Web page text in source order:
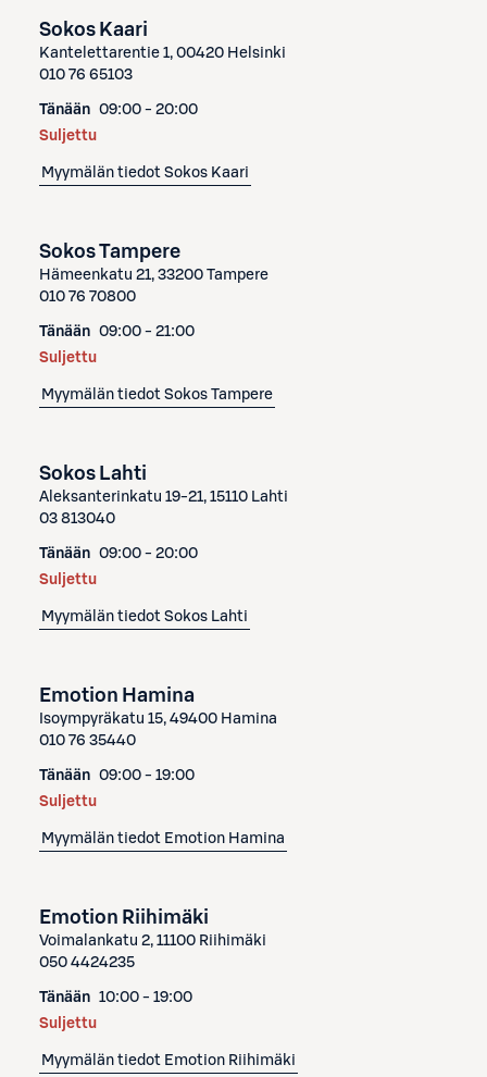
Sokos Kaari
Kantelettarentie 1, 00420 Helsinki
010 76 65103
Tänään 09:00 - 20:00
Suljettu
Myymälän tiedot Sokos Kaari
Sokos Tampere
Hämeenkatu 21, 33200 Tampere
010 76 70800
Tänään 09:00 - 21:00
Suljettu
Myymälän tiedot Sokos Tampere
Sokos Lahti
Aleksanterinkatu 19-21, 15110 Lahti
03 813040
Tänään 09:00 - 20:00
Suljettu
Myymälän tiedot Sokos Lahti
Emotion Hamina
Isoympyräkatu 15, 49400 Hamina
010 76 35440
Tänään 09:00 - 19:00
Suljettu
Myymälän tiedot Emotion Hamina
Emotion Riihimäki
Voimalankatu 2, 11100 Riihimäki
050 4424235
Tänään 10:00 - 19:00
Suljettu
Myymälän tiedot Emotion Riihimäki